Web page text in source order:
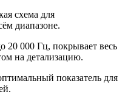
схема для
диапазоне.
20 000 Гц, покрывает весь
на детализацию.
показатель для